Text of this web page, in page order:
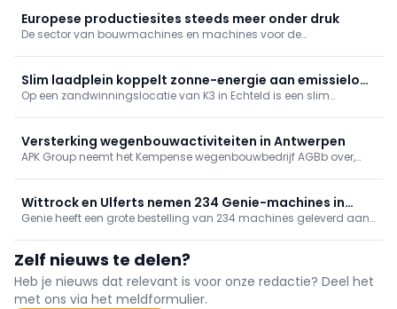
Europese productiesites steeds meer onder druk
De sector van bouwmachines en machines voor de
schommelingen, maar structurele problemen wegen op de
vooruitzichten.
Slim laadplein koppelt zonne-energie aan emissieloos
bouwen
Op een zandwinningslocatie van K3 in Echteld is een slim
Versterking wegenbouwactiviteiten in Antwerpen
APK Group neemt het Kempense wegenbouwbedrijf AGBb over,
15%.
Wittrock en Ulferts nemen 234 Genie-machines in
gebruik, incl. superboom
Genie heeft een grote bestelling van 234 machines geleverd aan
ZX‑135/70 “super boom”. Met deze levering rondt Genie een
grootschalig investeringsproject bij de betrokken bedrijven af.
Zelf nieuws te delen?
Heb je nieuws dat relevant is voor onze redactie? Deel het
met ons via het meldformulier.